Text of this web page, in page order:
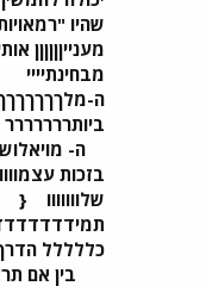
שהיו
מענייןןןןןן
מבחינתיייי
ה-
ה-
בזכות
שלווווווו
{
תמידדדדדדד
כללללל
בין אם